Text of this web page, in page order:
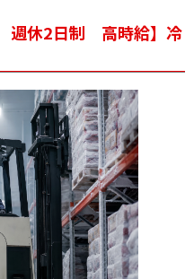
週休2日制 高時給】冷